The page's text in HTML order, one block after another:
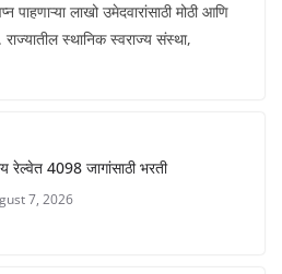
पाहणाऱ्या लाखो उमेदवारांसाठी मोठी आणि
स्थानिक स्वराज्य संस्था,
रेल्वेत 4098 जागांसाठी भरती
7, 2026